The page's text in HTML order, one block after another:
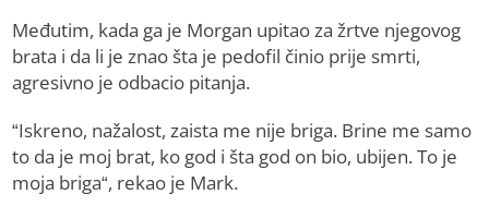
Međutim, kada ga je Morgan upitao za žrtve njegovog
brata i da li je znao šta je pedofil činio prije smrti,
agresivno je odbacio pitanja.
“Iskreno, nažalost, zaista me nije briga. Brine me samo
to da je moj brat, ko god i šta god on bio, ubijen. To je
moja briga“, rekao je Mark.